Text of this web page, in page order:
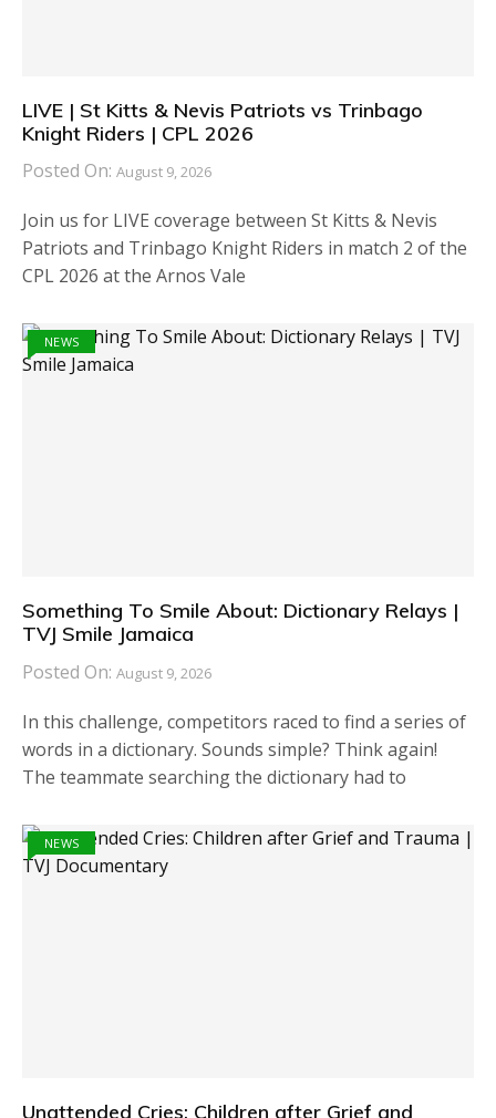
LIVE | St Kitts & Nevis Patriots vs Trinbago
Knight Riders | CPL 2026
Posted On: August 9, 2026
Join us for LIVE coverage between St Kitts & Nevis
Patriots and Trinbago Knight Riders in match 2 of the
CPL 2026 at the Arnos Vale
NEWS
Something To Smile About: Dictionary Relays |
TVJ Smile Jamaica
Posted On: August 9, 2026
In this challenge, competitors raced to find a series of
words in a dictionary. Sounds simple? Think again!
The teammate searching the dictionary had to
NEWS
Unattended Cries: Children after Grief and